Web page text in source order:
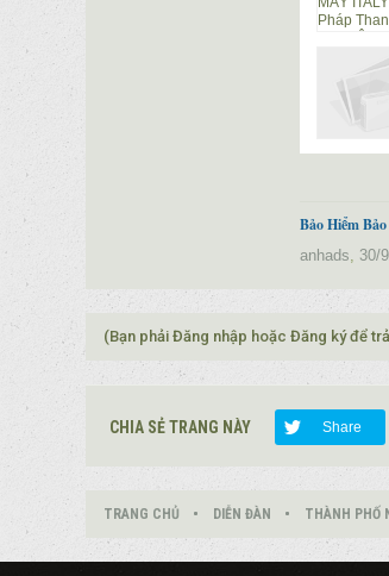
Bảo Hiểm
anhads, 30/
(Bạn phải Đăng nhập hoặc Đăng ký để
CHIA SẺ TRANG NÀY Share
TRANG CHỦ DIỄN ĐÀN THÀNH PHỐ